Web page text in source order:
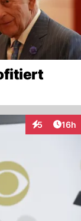
5
Interaktionen
16h